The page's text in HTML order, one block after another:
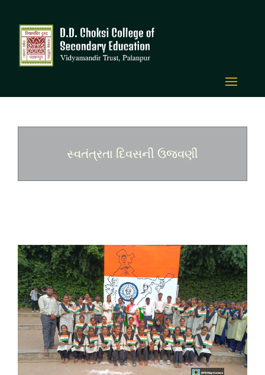
સ્વતંત્રતા દિવસની ઉજવણી